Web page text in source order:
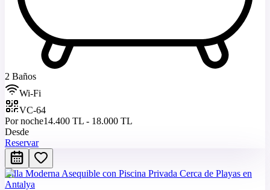
2 Baños
Wi-Fi
VC-64
Por noche14.400 TL - 18.000 TL
Desde
Reservar
Villa Moderna Asequible con Piscina Privada Cerca de Playas en
Antalya